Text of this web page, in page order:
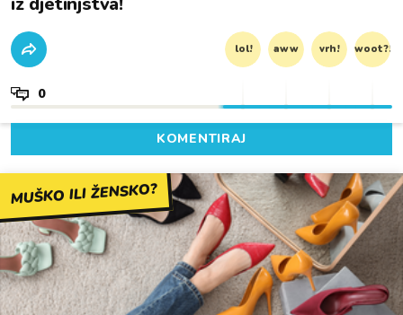
lol! aww vrh! woot?!
0
KOMENTIRAJ
MUŠKO ILI ŽENSKO?